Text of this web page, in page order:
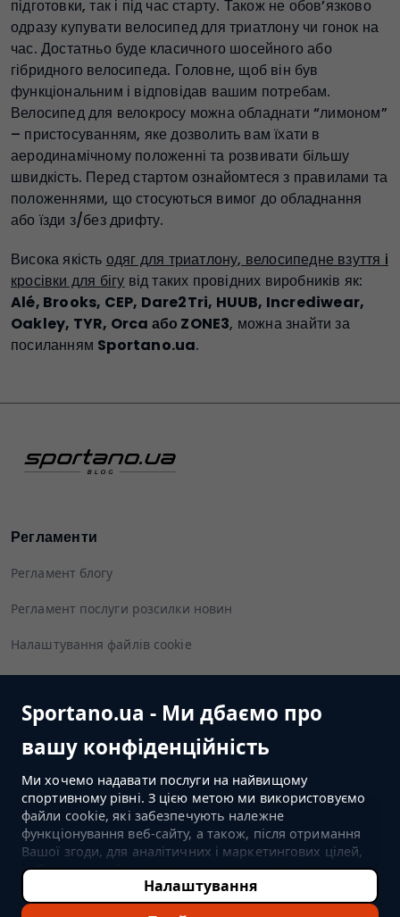
Sportano.ua - Ми дбаємо про
вашу конфіденційність
Ми хочемо надавати послуги на найвищому
спортивному рівні. З цією метою ми використовуємо
файли cookie, які забезпечують належне
функціонування веб-сайту, а також, після отримання
Вашої згоди, для аналітичних і маркетингових цілей,
тобто для відображення персоналізованого вмісту чи
реклами (залежно від Ваших налаштувань) і
вимірювання їх ефективності. Якщо Ви натиснете
Налаштування
підготовки, так і під час старту. Також не обов’язково
одразу купувати велосипед для триатлону чи гонок на
час. Достатньо буде класичного шосейного або
гібридного велосипеда. Головне, щоб він був
функціональним і відповідав вашим потребам.
Велосипед для велокросу можна обладнати “лимоном”
– пристосуванням, яке дозволить вам їхати в
аеродинамічному положенні та розвивати більшу
швидкість. Перед стартом ознайомтеся з правилами та
положеннями, що стосуються вимог до обладнання
або їзди з/без дрифту.
Висока якість одяг для триатлону, велосипедне взуття i
кросівки для бігу від таких провідних виробників як:
Alé, Brooks, CEP, Dare2Tri, HUUB, Incrediwear,
Oakley, TYR, Orca або ZONE3, можна знайти за
посиланням Sportano.ua.
Регламенти
Регламент блогу
Регламент послуги розсилки новин
Налаштування файлів cookie
Слідуйте за нами
ПЕРЕЙТИ ДО МАГАЗИНУ